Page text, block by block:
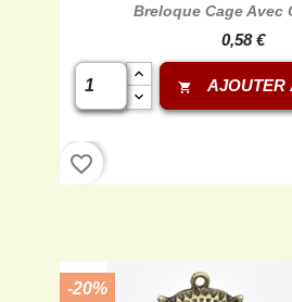
Breloque Cage Avec
0,58 €
shopping_cart AJOUTER
favorite_border
-20%